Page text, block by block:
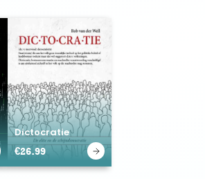
Dictocratie
€26.99